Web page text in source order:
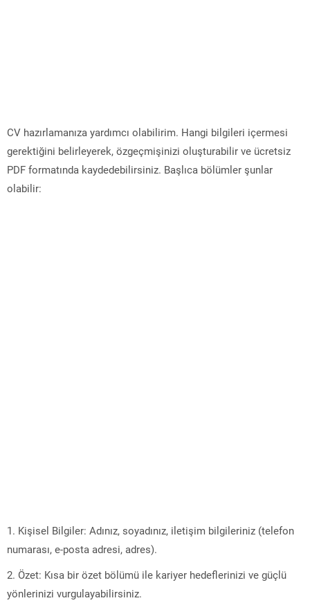
CV hazırlamanıza yardımcı olabilirim. Hangi bilgileri içermesi
gerektiğini belirleyerek, özgeçmişinizi oluşturabilir ve ücretsiz
PDF formatında kaydedebilirsiniz. Başlıca bölümler şunlar
olabilir:
1. Kişisel Bilgiler: Adınız, soyadınız, iletişim bilgileriniz (telefon
numarası, e-posta adresi, adres).
2. Özet: Kısa bir özet bölümü ile kariyer hedeflerinizi ve güçlü
yönlerinizi vurgulayabilirsiniz.